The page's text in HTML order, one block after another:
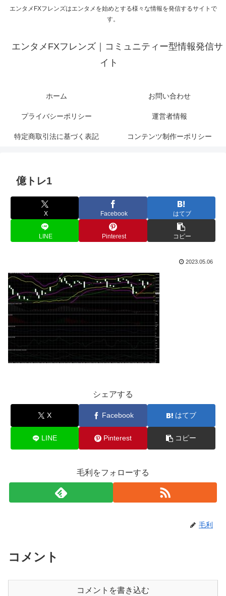
エンタメFXフレンズはエンタメを始めとする様々な情報を発信するサイトで
す。
エンタメFXフレンズ｜コミュニティー型情報発信サ
イト
ホーム お問い合わせ
プライバシーポリシー 運営者情報
特定商取引法に基づく表記 コンテンツ制作ーポリシー
億トレ1
X Facebook はてブ
LINE Pinterest コピー
2023.05.06
シェアする
X Facebook はてブ
LINE Pinterest コピー
毛利をフォローする
毛利
コメント
コメントを書き込む